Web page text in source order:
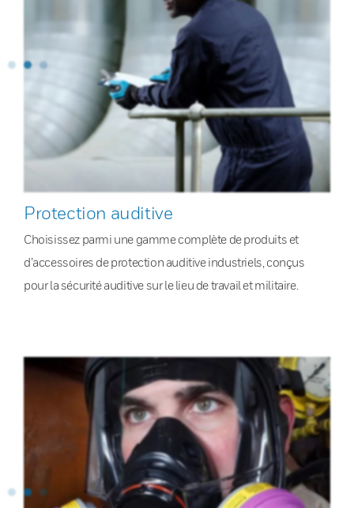
Protection auditive
Choisissez parmi une gamme complète de produits et
d’accessoires de protection auditive industriels, conçus
pour la sécurité auditive sur le lieu de travail et militaire.